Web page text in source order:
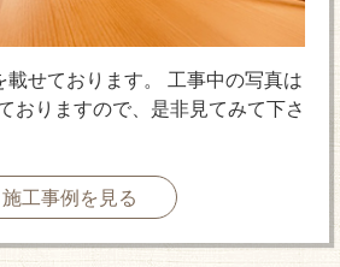
載せております。 工事中の写真は
おりますので、是非見てみて下さ
施工事例を見る